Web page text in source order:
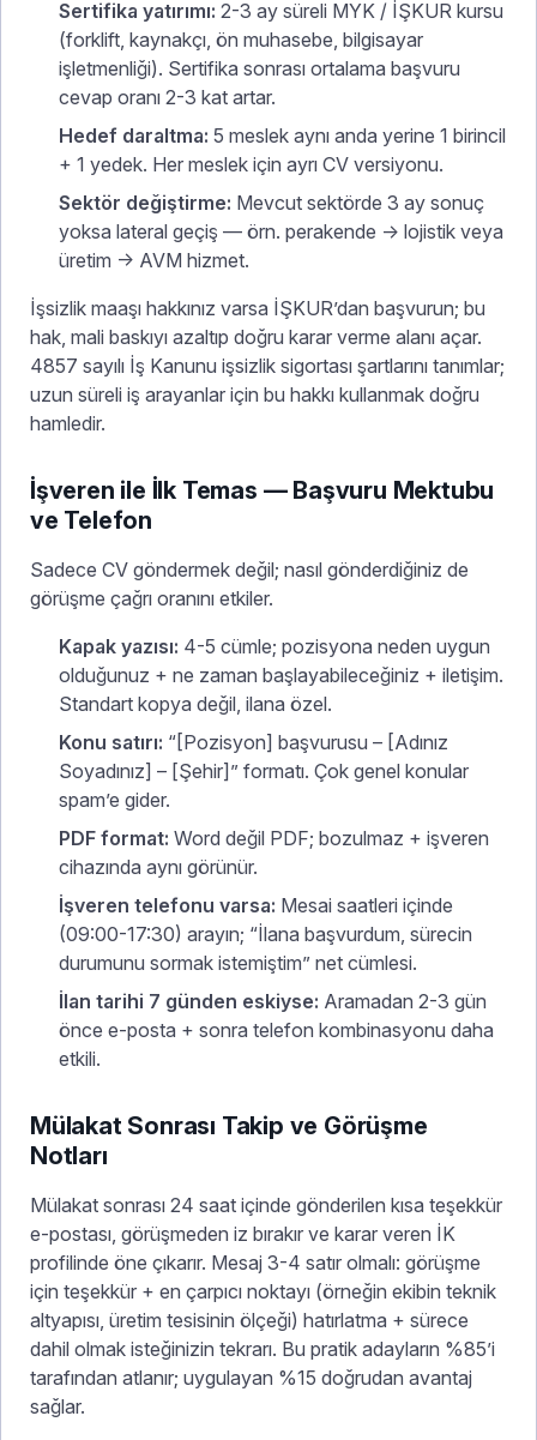
Sertifika yatırımı: 2-3 ay süreli MYK / İŞKUR kursu
(forklift, kaynakçı, ön muhasebe, bilgisayar
işletmenliği). Sertifika sonrası ortalama başvuru
cevap oranı 2-3 kat artar.
Hedef daraltma: 5 meslek aynı anda yerine 1 birincil
+ 1 yedek. Her meslek için ayrı CV versiyonu.
Sektör değiştirme: Mevcut sektörde 3 ay sonuç
yoksa lateral geçiş — örn. perakende → lojistik veya
üretim → AVM hizmet.
İşsizlik maaşı hakkınız varsa İŞKUR’dan başvurun; bu
hak, mali baskıyı azaltıp doğru karar verme alanı açar.
4857 sayılı İş Kanunu işsizlik sigortası şartlarını tanımlar;
uzun süreli iş arayanlar için bu hakkı kullanmak doğru
hamledir.
İşveren ile İlk Temas — Başvuru Mektubu
ve Telefon
Sadece CV göndermek değil; nasıl gönderdiğiniz de
görüşme çağrı oranını etkiler.
Kapak yazısı: 4-5 cümle; pozisyona neden uygun
olduğunuz + ne zaman başlayabileceğiniz + iletişim.
Standart kopya değil, ilana özel.
Konu satırı: “[Pozisyon] başvurusu – [Adınız
Soyadınız] – [Şehir]” formatı. Çok genel konular
spam’e gider.
PDF format: Word değil PDF; bozulmaz + işveren
cihazında aynı görünür.
İşveren telefonu varsa: Mesai saatleri içinde
(09:00-17:30) arayın; “İlana başvurdum, sürecin
durumunu sormak istemiştim” net cümlesi.
İlan tarihi 7 günden eskiyse: Aramadan 2-3 gün
önce e-posta + sonra telefon kombinasyonu daha
etkili.
Mülakat Sonrası Takip ve Görüşme
Notları
Mülakat sonrası 24 saat içinde gönderilen kısa teşekkür
e-postası, görüşmeden iz bırakır ve karar veren İK
profilinde öne çıkarır. Mesaj 3-4 satır olmalı: görüşme
için teşekkür + en çarpıcı noktayı (örneğin ekibin teknik
altyapısı, üretim tesisinin ölçeği) hatırlatma + sürece
dahil olmak isteğinizin tekrarı. Bu pratik adayların %85’i
tarafından atlanır; uygulayan %15 doğrudan avantaj
sağlar.